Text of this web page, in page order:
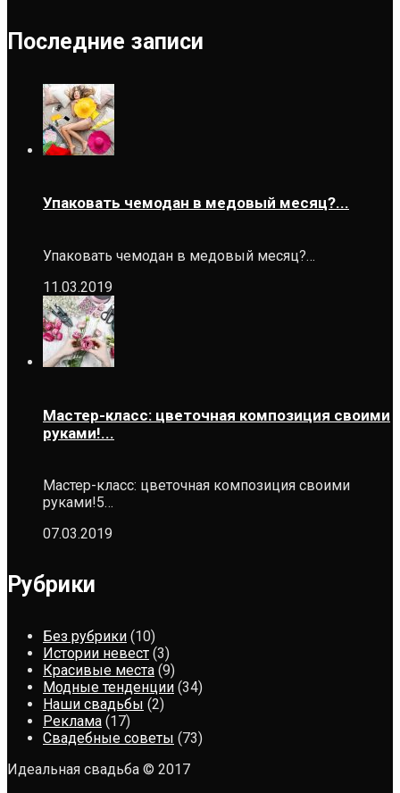
Последние записи
Упаковать чемодан в медовый месяц?...
Упаковать чемодан в медовый месяц?…
11.03.2019
Мастер-класс: цветочная композиция своими
руками!...
Мастер-класс: цветочная композиция своими
руками!5…
07.03.2019
Рубрики
Без рубрики (10)
Истории невест (3)
Красивые места (9)
Модные тенденции (34)
Наши свадьбы (2)
Реклама (17)
Свадебные советы (73)
Идеальная свадьба © 2017